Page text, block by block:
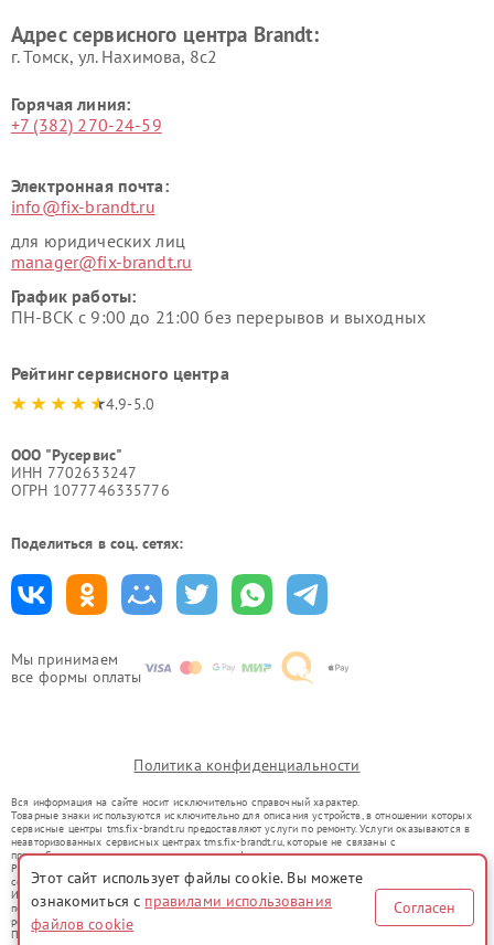
Мы принимаем
все формы оплаты
Адрес сервисного центра Brandt:
г. Томск, ул. Нахимова, 8с2
Горячая линия:
+7 (382) 270-24-59
Электронная почта:
info@fix-brandt.ru
для юридических лиц
manager@fix-brandt.ru
График работы:
ПН-ВСК с 9:00 до 21:00 без перерывов и выходных
Рейтинг сервисного центра
4.9-5.0
ООО "Русервис"
ИНН 7702633247
ОГРН 1077746335776
Поделиться в соц. сетях:
Политика конфиденциальности
Вся информация на сайте носит исключительно справочный характер.
Товарные знаки используются исключительно для описания устройств, в отношении которых
сервисные центры tms.fix-brandt.ru предоставляют услуги по ремонту. Услуги оказываются в
неавторизованных сервисных центрах tms.fix-brandt.ru, которые не связаны с
правообладателями товарных знаков или их официальными представителями.
Ремонт осуществляется для устройств, уже введенных в гражданский оборот в соответствии
со статьей 1487 ГК РФ.
Использование товарных знаков не преследует цели индивидуализации услуг или введения
потребителей в заблуждение, а служит для информирования о предоставляемых услугах по
ремонту техники указанных брендов.
Представленная на сайте информация не является публичной офертой, определяемой
Этот сайт использует файлы cookie. Вы можете
ознакомиться с правилами использования
файлов cookie
Согласен